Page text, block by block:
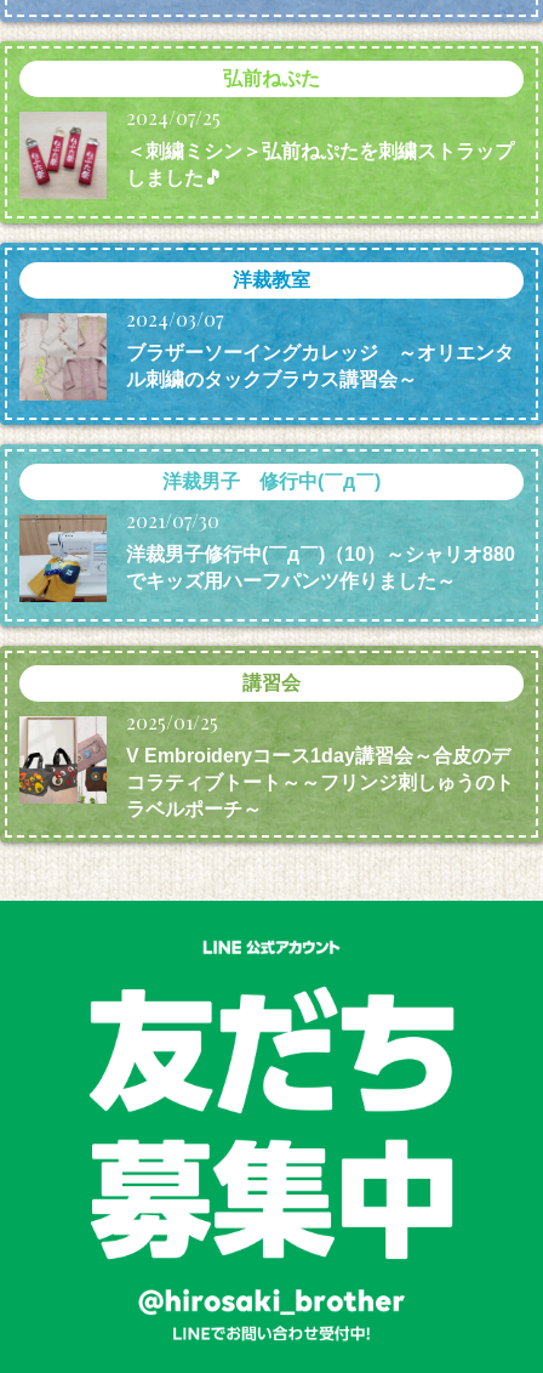
弘前ねぷた
2024/07/25
＜刺繍ミシン＞弘前ねぷたを刺繍ストラップ
しました🎵
洋裁教室
2024/03/07
ブラザーソーイングカレッジ ～オリエンタ
ル刺繍のタックブラウス講習会～
洋裁男子 修行中(￣д￣)
2021/07/30
洋裁男子修行中(￣д￣)（10）～シャリオ880
でキッズ用ハーフパンツ作りました～
講習会
2025/01/25
V Embroideryコース1day講習会～合皮のデ
コラティブトート～～フリンジ刺しゅうのト
ラベルポーチ～